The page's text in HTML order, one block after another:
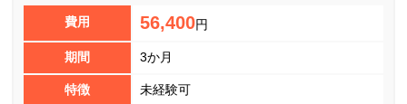
費用 56,400円
期間 3か月
特徴 未経験可